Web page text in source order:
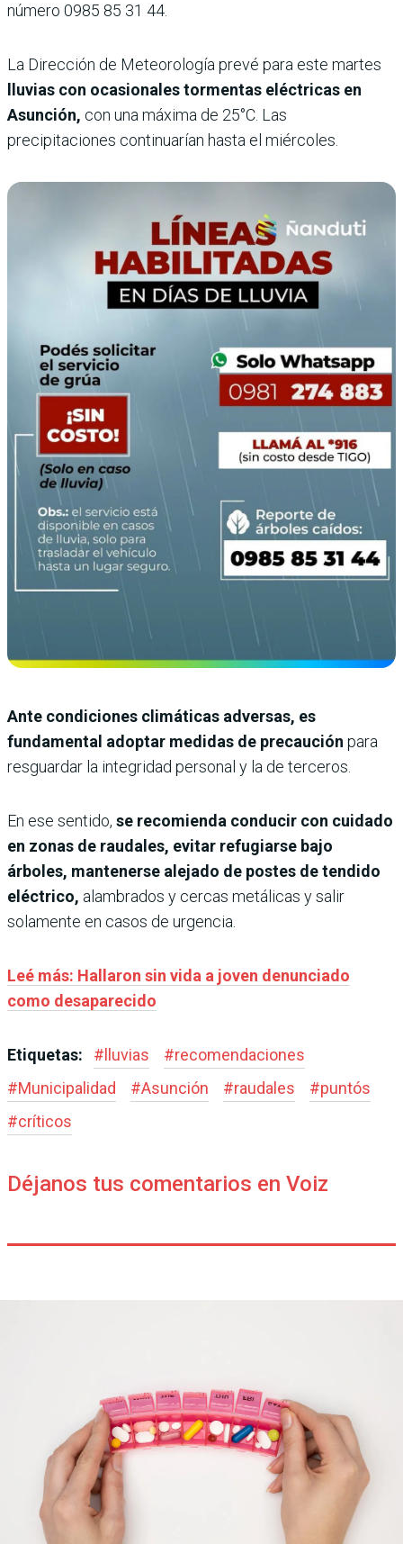
número 0985 85 31 44.
La Dirección de Meteorología prevé para este martes
lluvias con ocasionales tormentas eléctricas en
Asunción, con una máxima de 25°C. Las
precipitaciones continuarían hasta el miércoles.
Ante condiciones climáticas adversas, es
fundamental adoptar medidas de precaución para
resguardar la integridad personal y la de terceros.
En ese sentido, se recomienda conducir con cuidado
en zonas de raudales, evitar refugiarse bajo
árboles, mantenerse alejado de postes de tendido
eléctrico, alambrados y cercas metálicas y salir
solamente en casos de urgencia.
Leé más: Hallaron sin vida a joven denunciado
como desaparecido
Etiquetas: # lluvias #recomendaciones
#Municipalidad #Asunción #raudales #puntós
#críticos
Déjanos tus comentarios en Voiz